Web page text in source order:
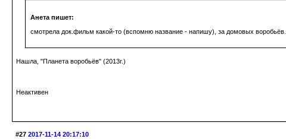
Анета пишет:
смотрела док.фильм какой-то (вспомню название - напишу), за домовых воробьёв.
Нашла, "Планета воробьёв" (2013г.)
Неактивен
#27 2017-11-14 20:17:10